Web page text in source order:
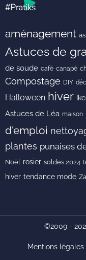
#Pratiks
aménagement
Astuces de
de soude café canapé
Compostage DIY
Halloween hiver
Astuces de Léa maison
d'emploi
plantes punaises
Noël
rosier soldes 2024
hiver tendance mode
©2009 -
Mentions légales